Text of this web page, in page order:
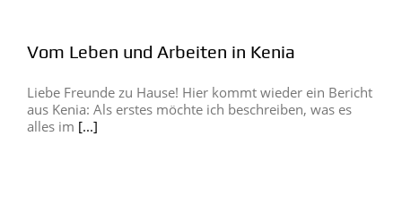
Vom Leben und Arbeiten in Kenia
Liebe Freunde zu Hause! Hier kommt wieder ein Bericht
aus Kenia: Als erstes möchte ich beschreiben, was es
alles im [...]